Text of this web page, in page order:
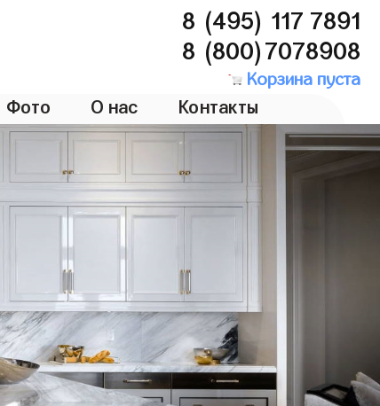
8 (495) 117 7891
8 (800)7078908
Корзина пуста
Фото О нас Контакты